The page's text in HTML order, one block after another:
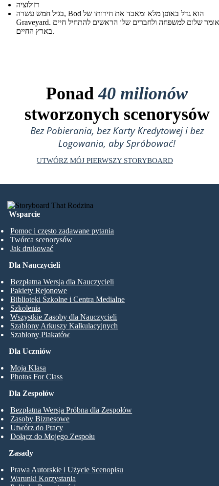
רזולוציה
בגיל חמש עשרה, Bod הוא גדל באופן מלא ומאבד את חירותו של
Graveyard. הוא אומר שלום למשפחה ולחברים שלו הראשים להתחיל חיים
בארץ החיים.
Ponad40 milionów
stworzonych scenorysów
Bez Pobierania, bez Karty Kredytowej i bez
Logowania, aby Spróbować!
UTWÓRZ MÓJ PIERWSZY STORYBOARD
Wsparcie
Pomoc i często zadawane pytania
Twórca scenorysów
Jak drukować
Dla Uczniów
Moja Klasa
Photos For Class
Dla Nauczycieli
Bezpłatna Wersja dla Nauczycieli
Pakiety Rejonowe
Biblioteki Szkolne i Centra Medialne
Szkolenia
Wszystkie Zasoby dla Nauczycieli
Szablony Arkuszy Kalkulacyjnych
Szablony Plakatów
Dla Zespołów
Bezpłatna Wersja Próbna dla Zespołów
Zasoby Biznesowe
Utwórz do Pracy
Dołącz do Mojego Zespołu
Zasady
Prawa Autorskie i Użycie Scenopisu
Warunki Korzystania